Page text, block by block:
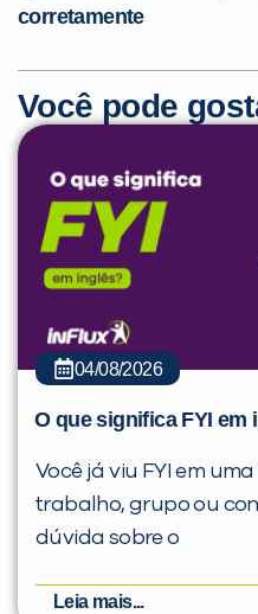
corretamente
Você pode
04/08/2026
O que significa FYI em
Você já viu FYI em
trabalho, grupo ou
dúvida sobre o
Leia mais...